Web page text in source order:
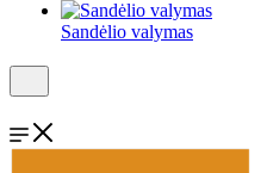
Sandėlio valymas